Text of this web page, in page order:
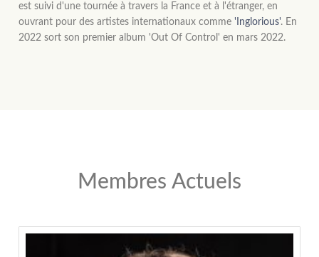
est suivi d'une tournée à travers la France et à l'étranger, en
ouvrant pour des artistes internationaux comme 'Inglorious'. En
2022 sort son premier album 'Out Of Control' en mars 2022.
Membres Actuels